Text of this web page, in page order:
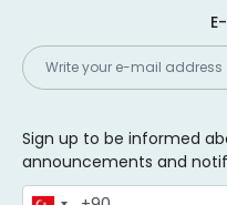
Sign up to be informed
announcements and